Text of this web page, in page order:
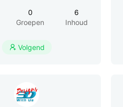
0
Groepen
6
Inhoud
 Volgend